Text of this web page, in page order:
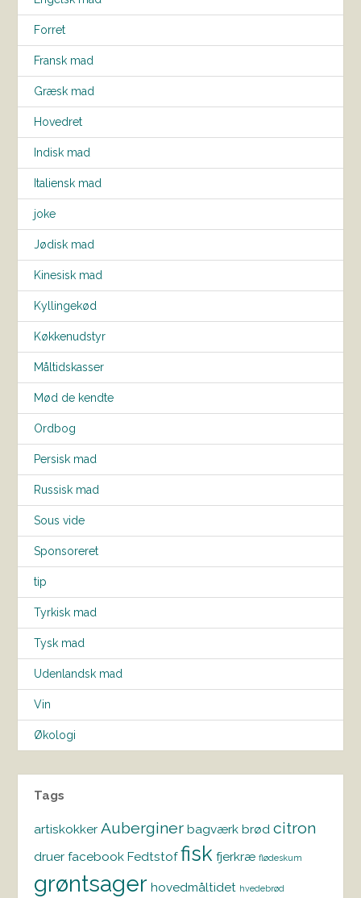
Forret
Fransk mad
Græsk mad
Hovedret
Indisk mad
Italiensk mad
joke
Jødisk mad
Kinesisk mad
Kyllingekød
Køkkenudstyr
Måltidskasser
Mød de kendte
Ordbog
Persisk mad
Russisk mad
Sous vide
Sponsoreret
tip
Tyrkisk mad
Tysk mad
Udenlandsk mad
Vin
Økologi
Tags
artiskokker Auberginer bagværk brød citron
druer facebook Fedtstof fisk fjerkræ flødeskum
grøntsager hovedmåltidet hvedebrød